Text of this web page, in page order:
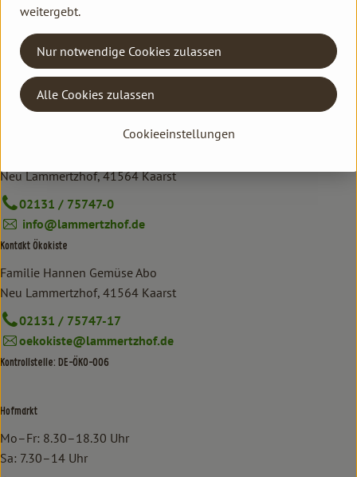
Herkunft
Hersteller: EIF
FR
Neu Lammertzhof, 41564 Kaarst
02131 / 75747-0
info@lammertzhof.de
Kontakt Ökokiste
Familie Hannen Gemüse Abo
Neu Lammertzhof, 41564 Kaarst
02131 / 75747-17
oekokiste@lammertzhof.de
Kontrollstelle: DE-ÖKO-006
Hofmarkt
Mo–Fr: 8.30–18.30 Uhr
Sa: 7.30–14 Uhr
weitergebt.
Cookieeinstellungen
Nur notwendige Cookies zulassen
Alle Cookies zulassen